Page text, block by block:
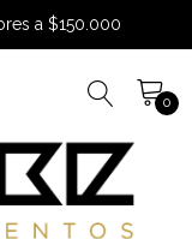
a $150.000
0